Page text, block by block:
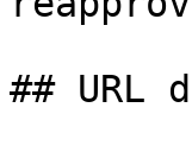
## URL